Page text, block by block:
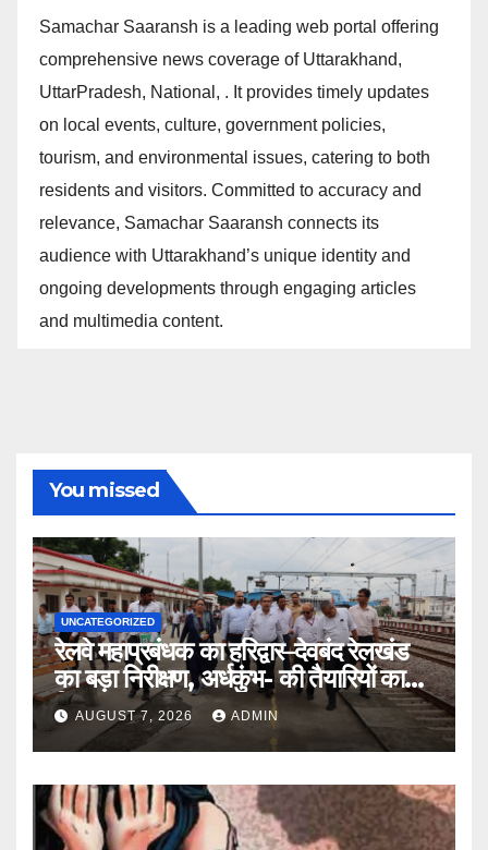
Samachar Saaransh is a leading web portal offering
comprehensive news coverage of Uttarakhand,
UttarPradesh, National, . It provides timely updates
on local events, culture, government policies,
tourism, and environmental issues, catering to both
residents and visitors. Committed to accuracy and
relevance, Samachar Saaransh connects its
audience with Uttarakhand’s unique identity and
ongoing developments through engaging articles
and multimedia content.
You missed
UNCATEGORIZED
रेलवे महाप्रबंधक का हरिद्वार–देवबंद रेलखंड
का बड़ा निरीक्षण, अर्धकुंभ- की तैयारियों का
लिया जायजा
AUGUST 7, 2026 ADMIN